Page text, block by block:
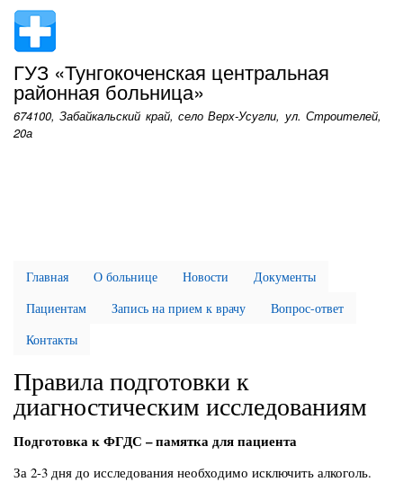
содержанию
ГУЗ «Тунгокоченская центральная
районная больница»
674100, Забайкальский край, село Верх-Усугли, ул. Строителей,
20а
Главная О больнице Новости
Документы
Пациентам
Запись на прием к врачу
Вопрос-ответ
Контакты
Правила подготовки к
диагностическим исследованиям
Подготовка к ФГДС – памятка для пациента
За 2-3 дня до исследования необходимо исключить алкоголь.